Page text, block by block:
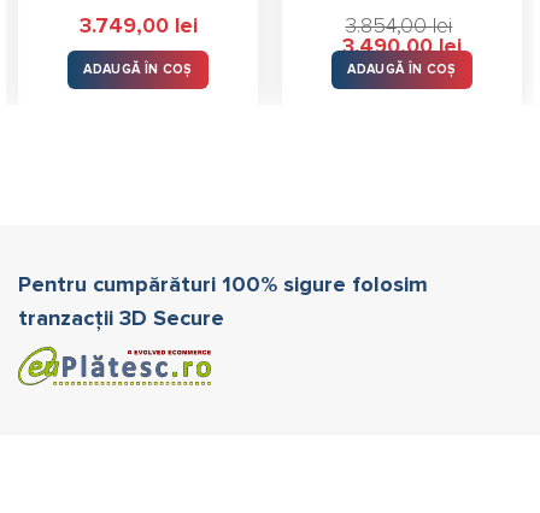
3.749,00 lei
ADAUGĂ ÎN COȘ
3.854,00lei
Prețul
a
fost:
3.490,00leiPrețul
curent
3.490,00
ADAUGĂ ÎN COȘ
Pentru cumpărături 100% sigure folosim
tranzacții 3D Secure